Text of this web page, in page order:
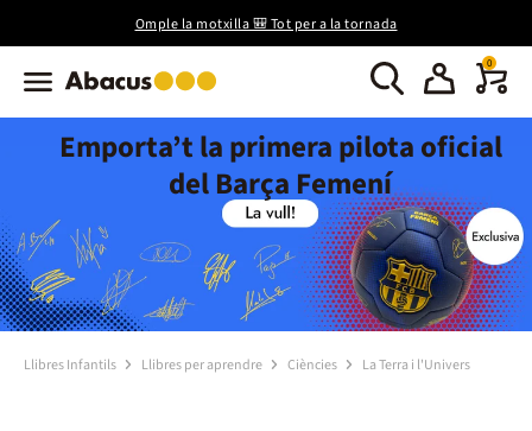
Omple la motxilla 🎒 Tot per a la tornada
0
Emporta’t la primera pilota oficial
del Barça Femení
Llibres Infantils Llibres per aprendre Ciències La Terra i l'Univers